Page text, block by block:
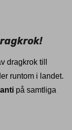
dragkrok till
runtom i landet.
på samtliga